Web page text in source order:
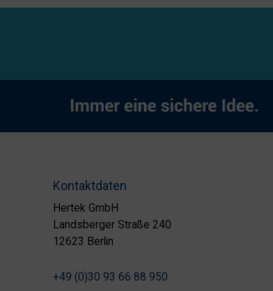
Kontaktdaten
Hertek GmbH
Landsberger Straße 240
12623 Berlin
+49 (0)30 93 66 88 950